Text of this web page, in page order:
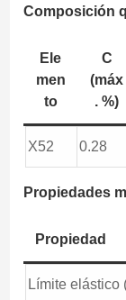
Composición
Ele
men
to
C
(máx
. %)
X52 0.28
Propiedades
Propiedad
Límite elástico